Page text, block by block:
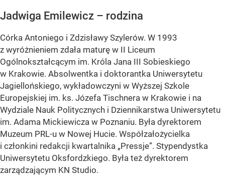
Jadwiga Emilewicz – rodzina
Córka Antoniego i Zdzisławy Szylerów. W 1993
z wyróżnieniem zdała maturę w II Liceum
Ogólnokształcącym im. Króla Jana III Sobieskiego
w Krakowie. Absolwentka i doktorantka Uniwersytetu
Jagiellońskiego, wykładowczyni w Wyższej Szkole
Europejskiej im. ks. Józefa Tischnera w Krakowie i na
Wydziale Nauk Politycznych i Dziennikarstwa Uniwersytetu
im. Adama Mickiewicza w Poznaniu. Była dyrektorem
Muzeum PRL-u w Nowej Hucie. Współzałożycielka
i członkini redakcji kwartalnika „Pressje”. Stypendystka
Uniwersytetu Oksfordzkiego. Była też dyrektorem
zarządzającym KN Studio.